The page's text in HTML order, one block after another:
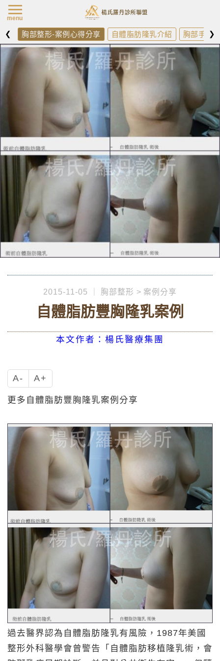
❮ 胸部整形-案例心得分享 自體脂肪隆乳介紹 胸部手術
❯
2015-11-05 胸部整形 案例分享
自體脂肪豐胸隆乳案例
本文作者：楊氏醫療集團
A- A+
更多自體脂肪豐胸隆乳案例分享
過去醫界認為自體脂肪隆乳有風險，1987年美國
整形外科醫學會曾警告「自體脂肪移植隆乳術，會
menu